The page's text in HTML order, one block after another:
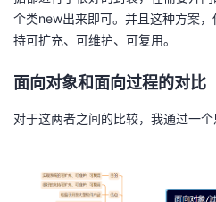
我
课
的
证
我
实
的
的
技
术
持
我
的
云
建
个类new出来即可。并且这种方案
持可扩充、可维护、可复用。
面向对象和面向过程的对比
对于这两者之间的比较，我通过一个